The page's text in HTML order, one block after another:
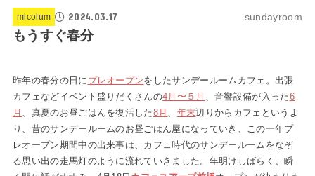
micolum 2024.03.17 sundayroom
もうすぐ春分
昨年の春分の日に プレオープンをしたサンデールームカフェ。出張
カフェなどイベント盛りだくさんの4月〜５月 、音響設備が入った6
月
、真夏のお昼ごはんを復活した8月 年末辺りからカフェというよ
り、昔のサンデールームのお昼ごはん屋になっていき、この一年プ
レオープン期間中の出来事は、カフェ時代のサンデールームをなぞ
る思い出の走馬灯のように流れていきました。年明けしばらく、瞬